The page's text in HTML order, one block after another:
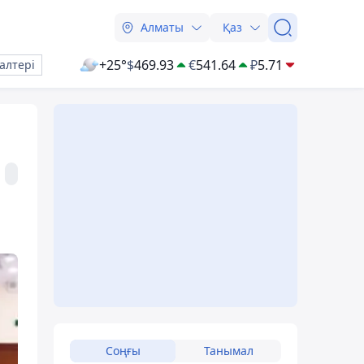
Алматы Қаз
+25°$469.93 €541.64 ₽5.71
Соңғы Танымал